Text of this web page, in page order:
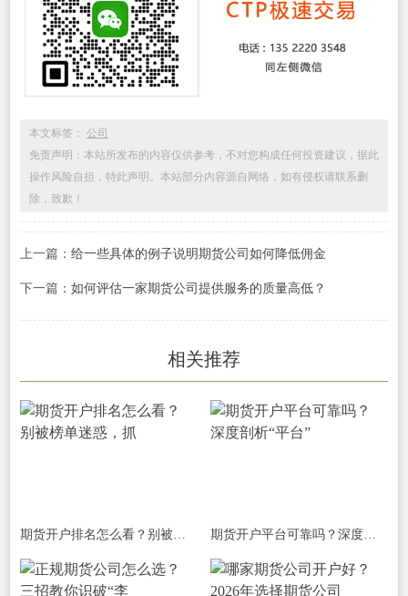
本文标签： 公司
免责声明：本站所发布的内容仅供参考，不对您构成任何投资建议，据此
操作风险自担，特此声明。本站部分内容源自网络，如有侵权请联系删
除，致歉！
上一篇： 给一些具体的例子说明期货公司如何降低佣金
下一篇： 如何评估一家期货公司提供服务的质量高低？
相关推荐
期货开户排名怎么看？别被榜单迷惑，抓 期货开户平台可靠吗？深度剖析“平台”